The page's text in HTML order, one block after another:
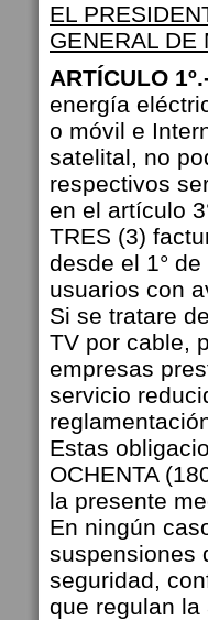
EL
GENERAL DE
ARTÍCULO
energía
o móvil e
satelital, no
respectivos
en el artículo
TRES (3)
desde el 1°
usuarios con
Si se tratare
TV por cable,
empresas
servicio
Estas
OCHENTA
la presente
En ningún
suspensiones
seguridad,
que regulan la